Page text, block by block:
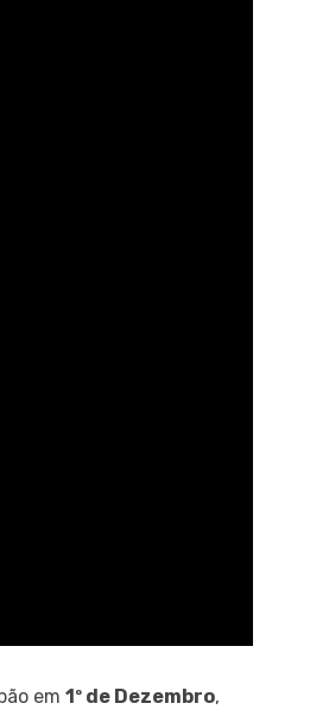
em 1º de Dezembro,